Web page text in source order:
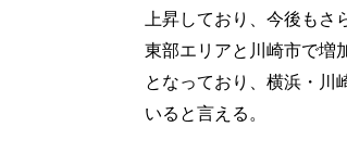
上昇しており、今後も
東部エリアと川崎市で増
となっており、横浜・川
いると言える。